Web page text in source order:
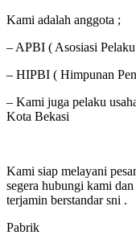
Kami adalah anggota ;
– APBI ( Asosiasi
– HIPBI ( Himpunan
– Kami juga pelaku
Kota Bekasi
Kami siap melayani
segera hubungi kami
terjamin berstandar sni .
Pabrik